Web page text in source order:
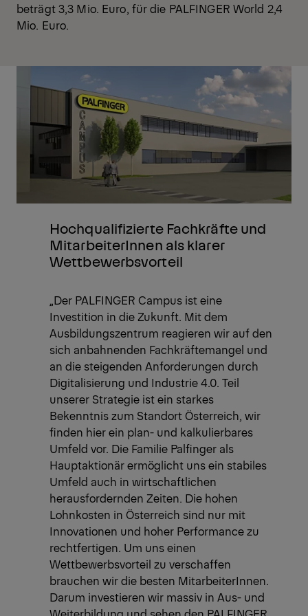
beträgt 3,3 Mio. Euro, für die PALFINGER World 2,4
Mio. Euro.
Hochqualifizierte Fachkräfte und
MitarbeiterInnen als klarer
Wettbewerbsvorteil
„Der PALFINGER Campus ist eine
Investition in die Zukunft. Mit dem
Ausbildungszentrum reagieren wir auf den
sich anbahnenden Fachkräftemangel und
an die steigenden Anforderungen durch
Digitalisierung und Industrie 4.0. Teil
unserer Strategie ist ein starkes
Bekenntnis zum Standort Österreich, wir
finden hier ein plan- und kalkulierbares
Umfeld vor. Die Familie Palfinger als
Hauptaktionär ermöglicht uns ein stabiles
Umfeld auch in wirtschaftlichen
herausfordernden Zeiten. Die hohen
Lohnkosten in Österreich sind nur mit
Innovationen und hoher Performance zu
rechtfertigen. Um uns einen
Wettbewerbsvorteil zu verschaffen
brauchen wir die besten MitarbeiterInnen.
Darum investieren wir massiv in Aus- und